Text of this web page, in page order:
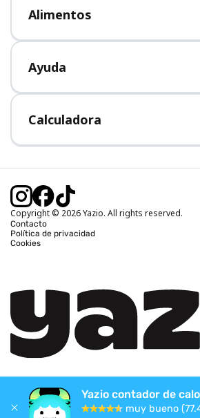
Alimentos
Todos los alimentos
Ayuda
Centro de ayuda
Calculadora
Calcular IMC
Calcular peso ideal
Calcular calorías quemadas
Copyright © 2026 Yazio. All rights reserved.
Contacto
Política de privacidad
Cookies
Yazio contador de
muy bueno